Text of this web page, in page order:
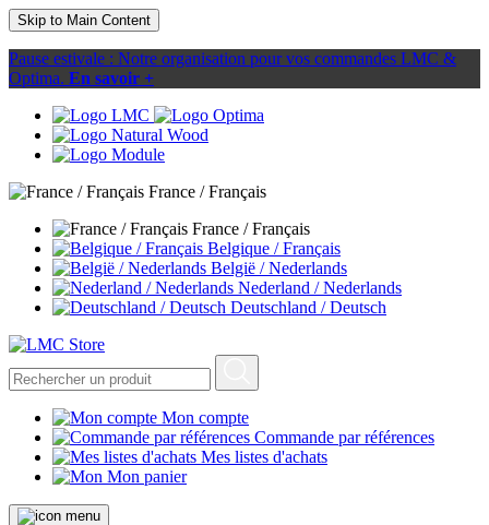
Skip to Main Content
Pause estivale : Notre organisation pour vos commandes LMC &
Optima. En savoir +
France / Français
France / Français
Belgique / Français
België / Nederlands
Nederland / Nederlands
Deutschland / Deutsch
Mon compte
Commande par références
Mes listes d'achats
Mon panier